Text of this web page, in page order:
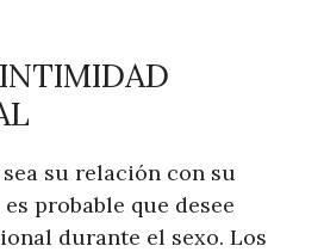
su relación con su
probable que desee
durante el sexo. Los